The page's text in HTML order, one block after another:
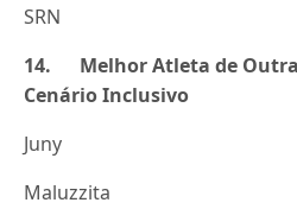
SRN
14. Melhor Atleta de
Cenário Inclusivo
Juny
Maluzzita